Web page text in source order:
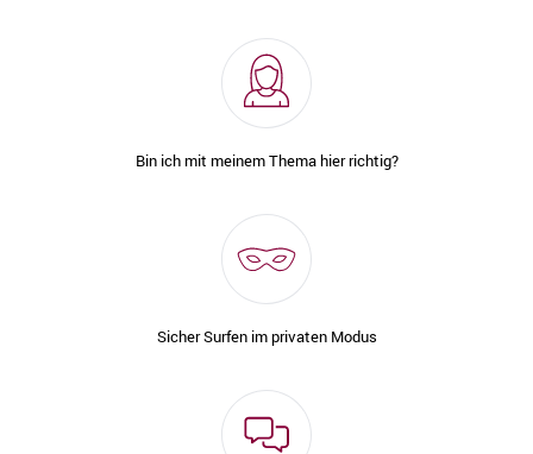
Bin ich mit meinem Thema hier richtig?
Sicher Surfen im privaten Modus